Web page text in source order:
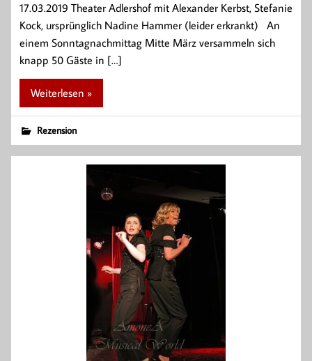
17.03.2019 Theater Adlershof mit Alexander Kerbst, Stefanie
Kock, ursprünglich Nadine Hammer (leider erkrankt) An
einem Sonntagnachmittag Mitte März versammeln sich
knapp 50 Gäste in […]
Weiterlesen »
Rezension